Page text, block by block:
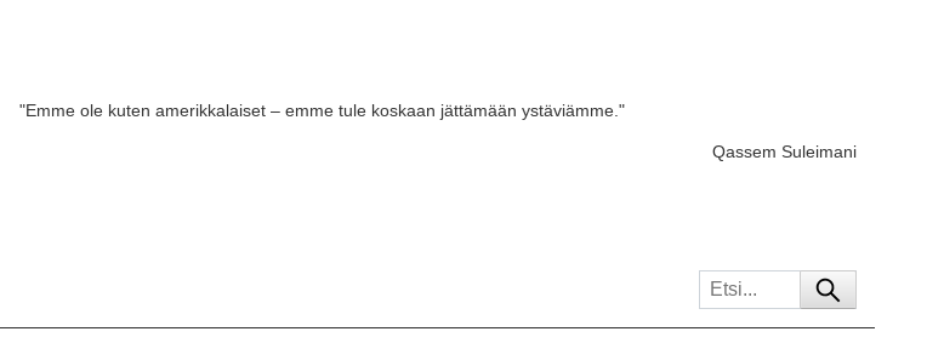
"Emme ole kuten amerikkalaiset – emme tule koskaan jättämään ystäviämme."
Qassem Suleimani